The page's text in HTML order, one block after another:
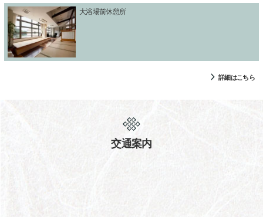
大浴場前休憩所
詳細はこちら
交通案内